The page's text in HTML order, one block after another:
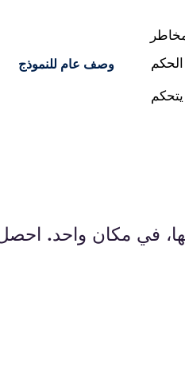
وصف عام للنموذج
الحكم
يتحكم
في مكان واحد.